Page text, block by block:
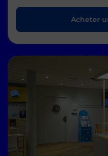
Acheter